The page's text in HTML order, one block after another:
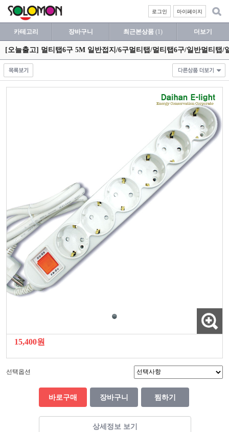
마이페이지
로그인
카테고리 장바구니 최근본상품 (1) 더보기
[오늘출고] 멀티탭6구 5M 일반접지/6구멀티탭/멀티탭6구/일반멀티탭/
15,400원
선택옵션
바로구매 장바구니 찜하기
상세정보 보기